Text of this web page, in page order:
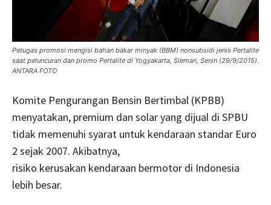
Petugas promosi mengisi bahan bakar minyak (BBM) nonsubsidi jenis Pertalite
saat peluncuran dan promo Pertalite di Yogyakarta, Sleman, Senin (29/9/2015).
ANTARA FOTO
Komite Pengurangan Bensin Bertimbal (KPBB)
menyatakan, premium dan solar yang dijual di SPBU
tidak memenuhi syarat untuk kendaraan standar Euro
2 sejak 2007. Akibatnya,
risiko kerusakan kendaraan bermotor di Indonesia
lebih besar.